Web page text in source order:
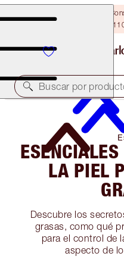
¡ÚLTIMA OPORTUNIDAD!
gastar
Buscar por
LA PIEL
Descubre los
grasas, como qué
para el control de
aspecto de